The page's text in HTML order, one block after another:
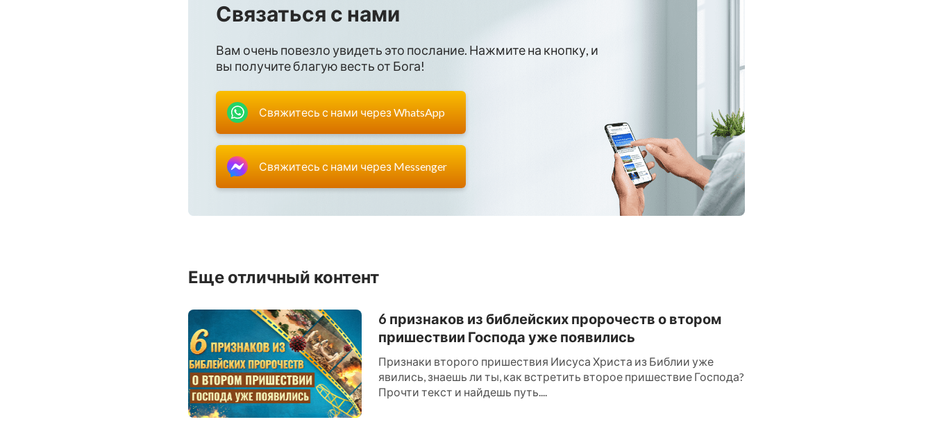
Связаться с нами
Вам очень повезло увидеть это послание. Нажмите на кнопку, и
вы получите благую весть от Бога!
Свяжитесь с нами через WhatsApp
Свяжитесь с нами через Messenger
Еще отличный контент
6 признаков из библейских пророчеств о втором
пришествии Господа уже появились
Признаки второго пришествия Иисуса Христа из Библии уже
явились, знаешь ли ты, как встретить второе пришествие Господа?
Прочти текст и найдешь путь....